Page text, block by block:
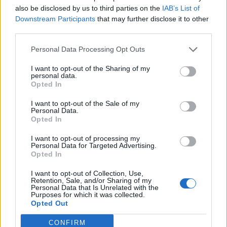
also be disclosed by us to third parties on the IAB’s List of
Downstream Participants that may further disclose it to other
Personal Data Processing Opt Outs
I want to opt-out of the Sharing of my
personal data.
Opted In
I want to opt-out of the Sale of my
Personal Data.
Opted In
I want to opt-out of processing my
Personal Data for Targeted Advertising.
Opted In
I want to opt-out of Collection, Use,
Retention, Sale, and/or Sharing of my
Personal Data that Is Unrelated with the
Purposes for which it was collected.
Opted Out
CONFIRM